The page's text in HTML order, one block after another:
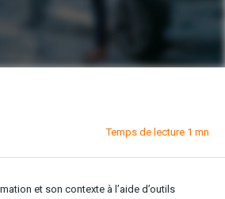
Temps de lecture 1 mn
et son contexte à l’aide d’outils